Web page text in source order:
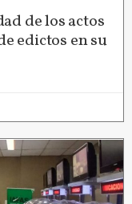
de los actos
edictos en su